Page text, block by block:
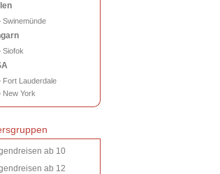
Swinemünde
Siofok
Fort Lauderdale
New York
ab 10
ab 12